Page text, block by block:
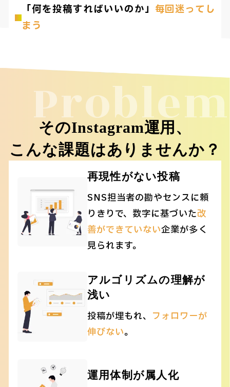
「何を投稿すればいいのか」 毎回迷ってし
まう
Problem
そのInstagram運用、
こんな課題はありませんか？
再現性がない投稿
SNS担当者の勘やセンスに頼
りきりで、数字に基づいた改
善ができていない企業が多く
見られます。
アルゴリズムの理解が
浅い
投稿が埋もれ、 フォロワーが
伸びない。
運用体制が属人化